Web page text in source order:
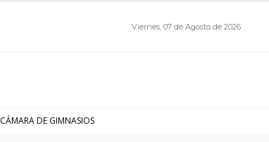
Viernes, 07 de Agosto de 2026
CÁMARA DE GIMNASIOS